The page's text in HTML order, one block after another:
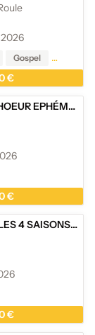
Gospel
€
EPHÉMÈRE DE PARIS
€
SAISONS DE VIVALDI, AVE MARIA ET CÉLÈBRES ADAGIOS - EGLISE DE LA MADELEINE, PARIS
€